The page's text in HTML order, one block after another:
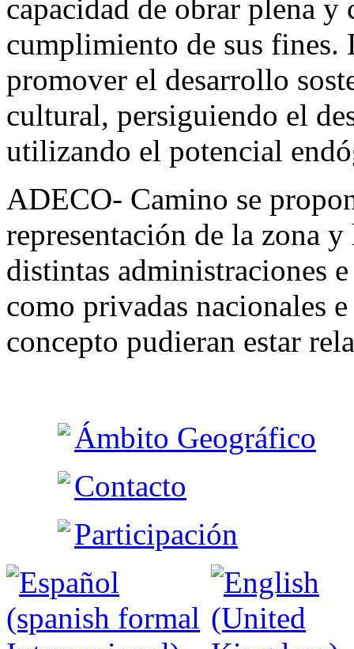
capacidad de obrar plena
cumplimiento de sus
promover el desarrollo
cultural, persiguiendo el
utilizando el potencial
ADECO- Camino se
representación de la zona
distintas administraciones
como privadas nacionales
concepto pudieran estar
Ámbito Geográfico
Contacto
Participación